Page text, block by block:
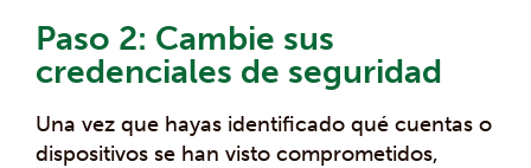
Paso 2: Cambie sus
credenciales de seguridad
Una vez que hayas identificado qué cuentas o
dispositivos se han visto comprometidos,